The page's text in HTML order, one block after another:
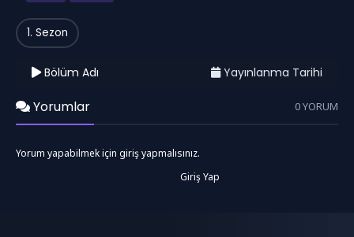
1. Sezon
Bölüm Adı Yayınlanma Tarihi
Yorumlar 0 YORUM
Yorum yapabilmek için giriş yapmalısınız.
Giriş Yap